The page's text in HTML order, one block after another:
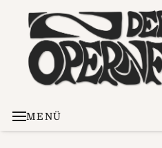
MENÜ